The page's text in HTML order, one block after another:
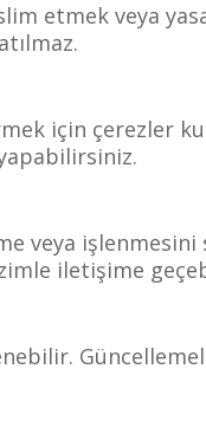
etmek veya
için çerezler
veya işlenmesini
iletişime